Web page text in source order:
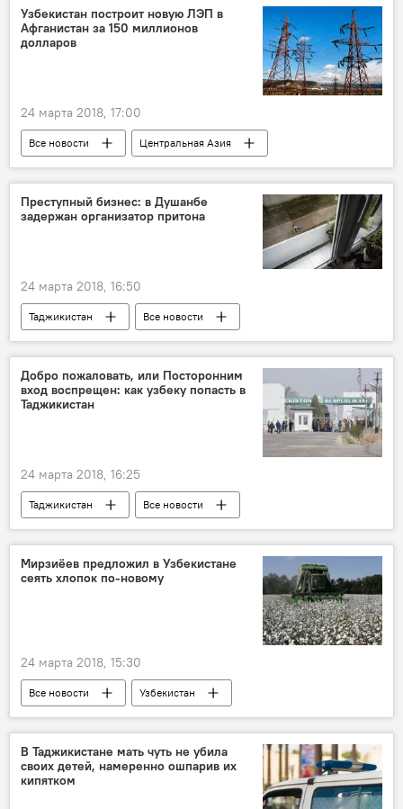
Новости мигрантов из Центральной Азии в России
Россия
Таджикистан
Узбекистан построит новую ЛЭП в
Афганистан за 150 миллионов
долларов
24 марта 2018, 17:00
Все новости
Центральная Азия
Узбекистан
Преступный бизнес: в Душанбе
задержан организатор притона
24 марта 2018, 16:50
Таджикистан
Все новости
МВД Таджикистана
притон
Новости Душанбе
Добро пожаловать, или Посторонним
вход воспрещен: как узбеку попасть в
Таджикистан
24 марта 2018, 16:25
Таджикистан
Все новости
Визит президента Узбекистана Шавката Мирзиёева в Таджикистан
Узбекистан
Эмомали Рахмон
Шавкат Мирзиёев
КПП
Мирзиёев предложил в Узбекистане
сеять хлопок по-новому
24 марта 2018, 15:30
Все новости
Узбекистан
Шавкат Мирзиёев
Центральная Азия
хлопок
В Таджикистане мать чуть не убила
своих детей, намеренно ошпарив их
кипятком